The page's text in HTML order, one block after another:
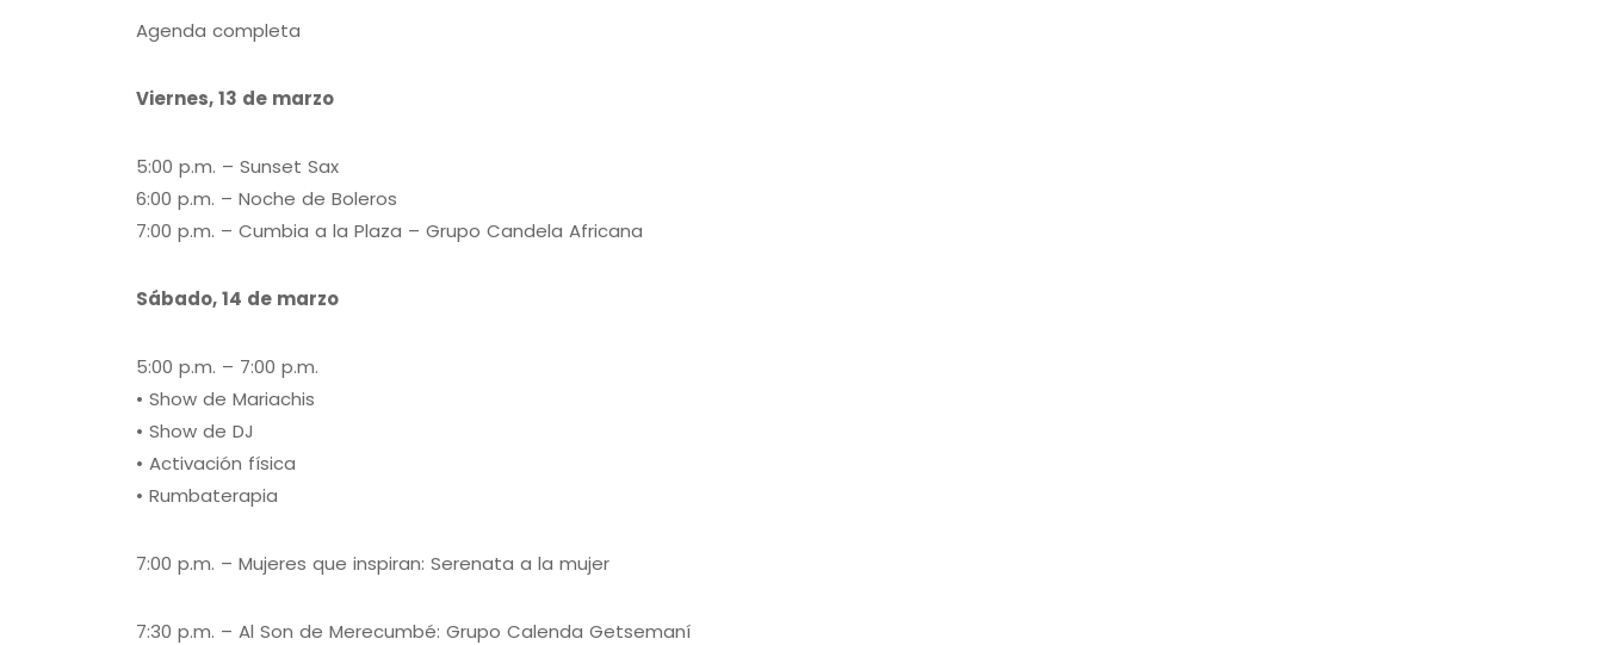
Agenda completa
Viernes, 13 de marzo
5:00 p.m. – Sunset Sax
6:00 p.m. – Noche de Boleros
7:00 p.m. – Cumbia a la Plaza – Grupo Candela Africana
Sábado, 14 de marzo
5:00 p.m. – 7:00 p.m.
• Show de Mariachis
• Show de DJ
• Activación física
• Rumbaterapia
7:00 p.m. – Mujeres que inspiran: Serenata a la mujer
7:30 p.m. – Al Son de Merecumbé: Grupo Calenda Getsemaní